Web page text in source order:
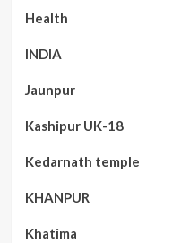
Health
INDIA
Jaunpur
Kashipur UK-18
Kedarnath temple
KHANPUR
Khatima